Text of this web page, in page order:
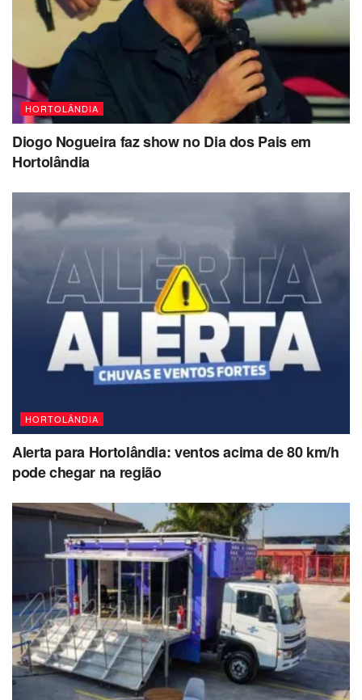
HORTOLÂNDIA
Diogo Nogueira faz show no Dia dos Pais em
Hortolândia
HORTOLÂNDIA
Alerta para Hortolândia: ventos acima de 80 km/h
pode chegar na região